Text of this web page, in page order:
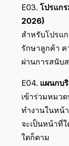
E03. โปรแก
2026)
สำหรับโปรแ
รักษาลูกค้า
ผ่านการสนับ
E04. แผนกบ
เข้าร่วมหมว
ทำงานในหน้
จะเป็นหน้าที่
ใดก็ตาม